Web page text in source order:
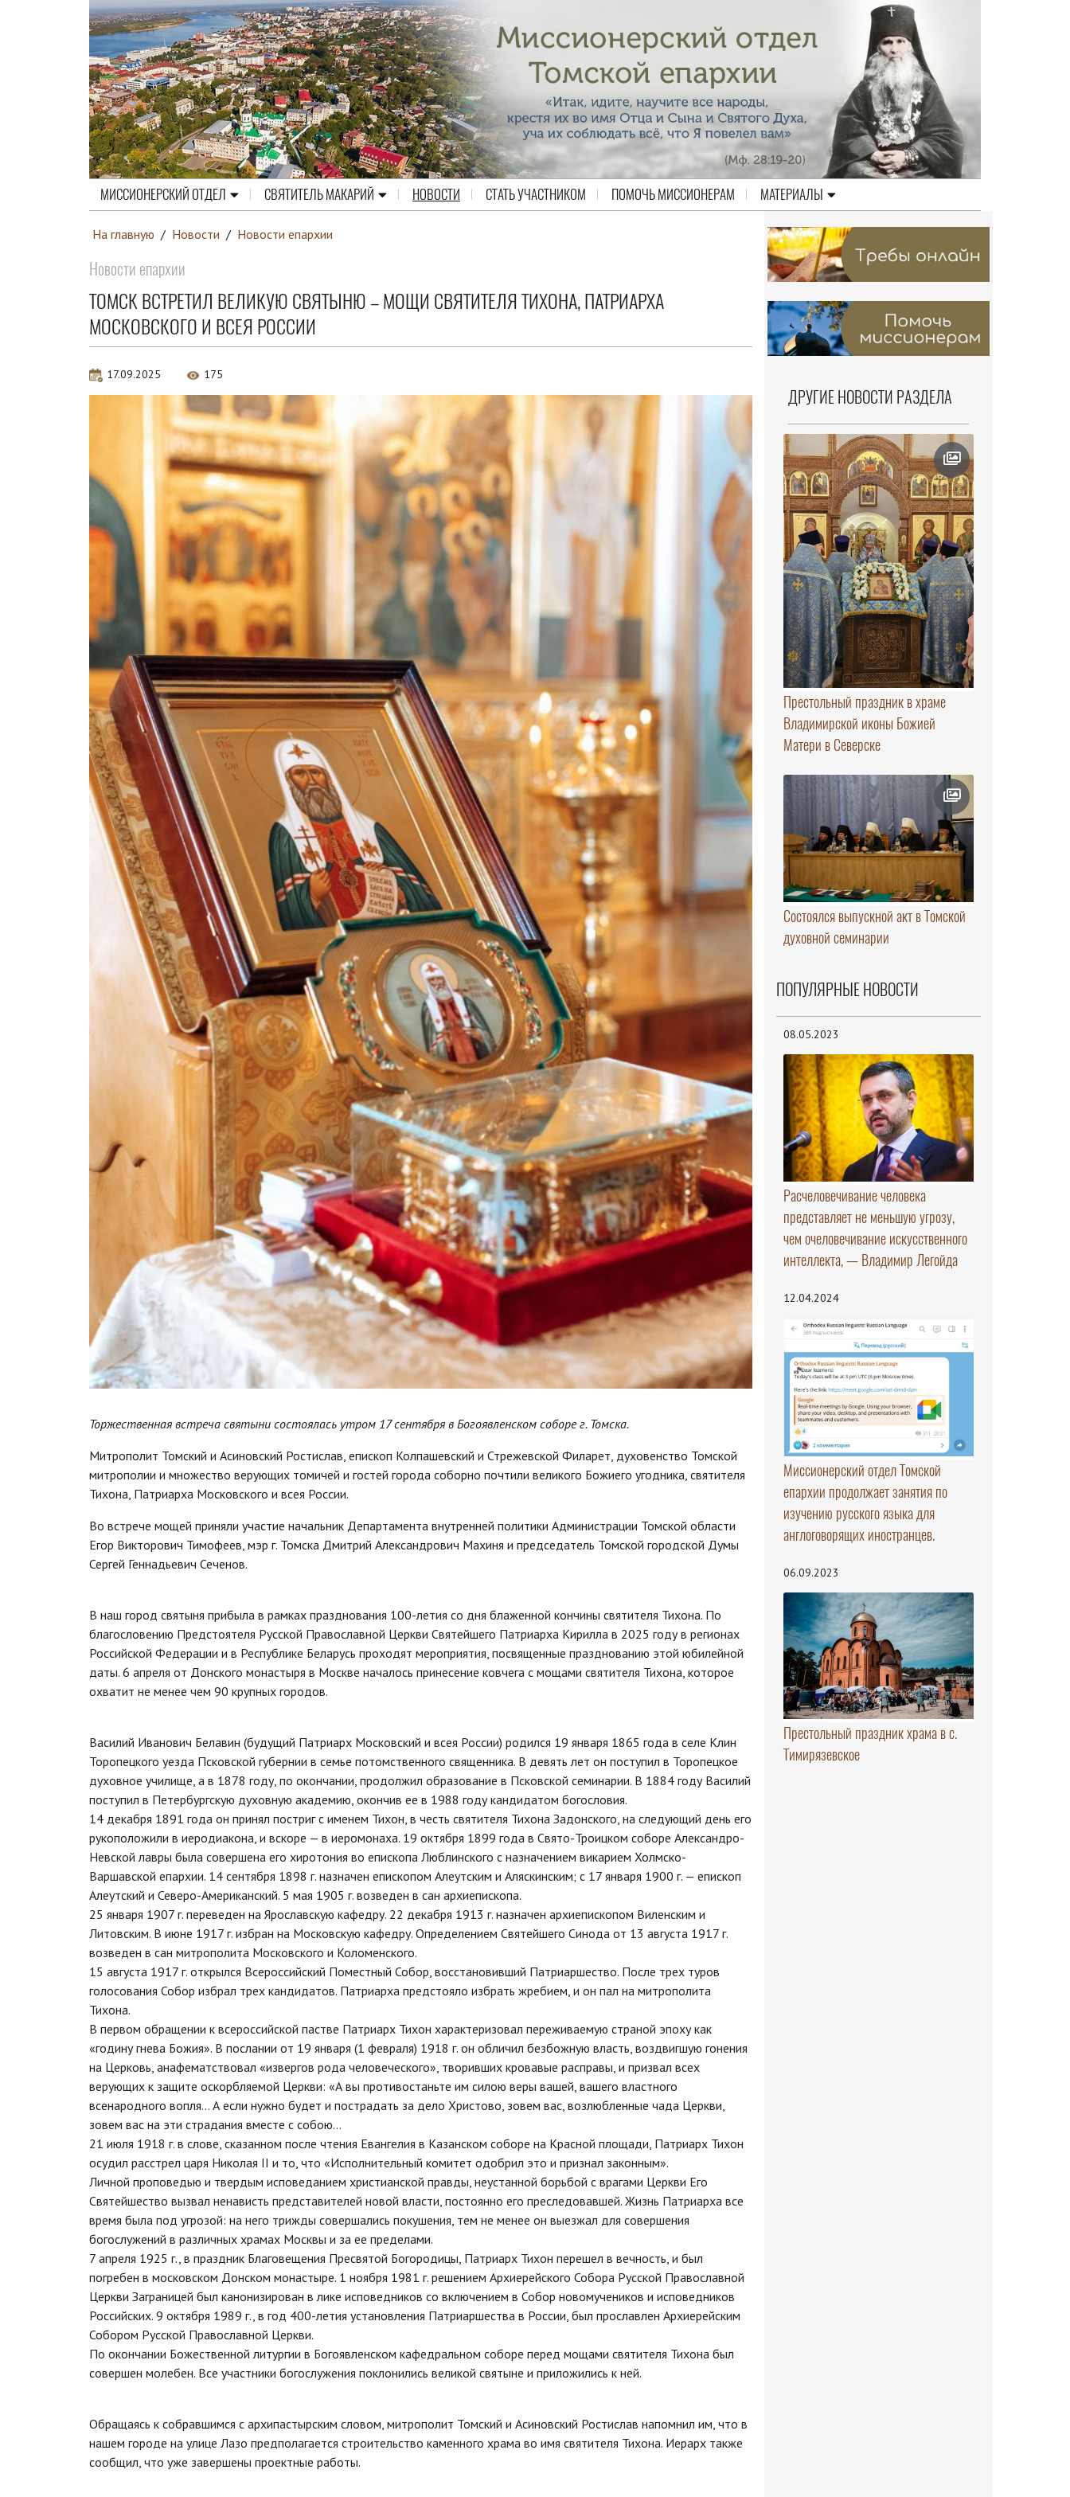
МИССИОНЕРСКИЙ ОТДЕЛ СВЯТИТЕЛЬ МАКАРИЙ НОВОСТИ СТАТЬ УЧАСТНИКОМ ПОМОЧЬ МИССИОНЕРАМ МАТЕРИАЛЫ
На главную / Новости / Новости епархии
Новости епархии
ТОМСК ВСТРЕТИЛ ВЕЛИКУЮ СВЯТЫНЮ – МОЩИ СВЯТИТЕЛЯ ТИХОНА, ПАТРИАРХА
МОСКОВСКОГО И ВСЕЯ РОССИИ
17.09.2025 175
Торжественная встреча святыни состоялась утром 17 сентября в Богоявленском соборе г. Томска.
Митрополит Томский и Асиновский Ростислав, епископ Колпашевский и Стрежевской Филарет, духовенство Томской
митрополии и множество верующих томичей и гостей города соборно почтили великого Божиего угодника, святителя
Тихона, Патриарха Московского и всея России.
Во встрече мощей приняли участие начальник Департамента внутренней политики Администрации Томской области
Егор Викторович Тимофеев, мэр г. Томска Дмитрий Александрович Махиня и председатель Томской городской Думы
Сергей Геннадьевич Сеченов.
В наш город святыня прибыла в рамках празднования 100-летия со дня блаженной кончины святителя Тихона. По
благословению Предстоятеля Русской Православной Церкви Святейшего Патриарха Кирилла в 2025 году в регионах
Российской Федерации и в Республике Беларусь проходят мероприятия, посвященные празднованию этой юбилейной
даты. 6 апреля от Донского монастыря в Москве началось принесение ковчега с мощами святителя Тихона, которое
охватит не менее чем 90 крупных городов.
Василий Иванович Белавин (будущий Патриарх Московский и всея России) родился 19 января 1865 года в селе Клин
Торопецкого уезда Псковской губернии в семье потомственного священника. В девять лет он поступил в Торопецкое
духовное училище, а в 1878 году, по окончании, продолжил образование в Псковской семинарии. В 1884 году Василий
поступил в Петербургскую духовную академию, окончив ее в 1988 году кандидатом богословия.
14 декабря 1891 года он принял постриг с именем Тихон, в честь святителя Тихона Задонского, на следующий день его
рукоположили в иеродиакона, и вскоре — в иеромонаха. 19 октября 1899 года в Свято-Троицком соборе Александро-
Невской лавры была совершена его хиротония во епископа Люблинского с назначением викарием Холмско-
Варшавской епархии. 14 сентября 1898 г. назначен епископом Алеутским и Аляскинским; с 17 января 1900 г. — епископ
Алеутский и Северо-Американский. 5 мая 1905 г. возведен в сан архиепископа.
25 января 1907 г. переведен на Ярославскую кафедру. 22 декабря 1913 г. назначен архиепископом Виленским и
Литовским. В июне 1917 г. избран на Московскую кафедру. Определением Святейшего Синода от 13 августа 1917 г.
возведен в сан митрополита Московского и Коломенского.
15 августа 1917 г. открылся Всероссийский Поместный Собор, восстановивший Патриаршество. После трех туров
голосования Собор избрал трех кандидатов. Патриарха предстояло избрать жребием, и он пал на митрополита
Тихона.
В первом обращении к всероссийской пастве Патриарх Тихон характеризовал переживаемую страной эпоху как
«годину гнева Божия». В послании от 19 января (1 февраля) 1918 г. он обличил безбожную власть, воздвигшую гонения
на Церковь, анафематствовал «извергов рода человеческого», творивших кровавые расправы, и призвал всех
верующих к защите оскорбляемой Церкви: «А вы противостаньте им силою веры вашей, вашего властного
всенародного вопля... А если нужно будет и пострадать за дело Христово, зовем вас, возлюбленные чада Церкви,
зовем вас на эти страдания вместе с собою…
21 июля 1918 г. в слове, сказанном после чтения Евангелия в Казанском соборе на Красной площади, Патриарх Тихон
осудил расстрел царя Николая II и то, что «Исполнительный комитет одобрил это и признал законным».
Личной проповедью и твердым исповеданием христианской правды, неустанной борьбой с врагами Церкви Его
Святейшество вызвал ненависть представителей новой власти, постоянно его преследовавшей. Жизнь Патриарха все
время была под угрозой: на него трижды совершались покушения, тем не менее он выезжал для совершения
богослужений в различных храмах Москвы и за ее пределами.
7 апреля 1925 г., в праздник Благовещения Пресвятой Богородицы, Патриарх Тихон перешел в вечность, и был
погребен в московском Донском монастыре. 1 ноября 1981 г. решением Архиерейского Собора Русской Православной
Церкви Заграницей был канонизирован в лике исповедников со включением в Собор новомучеников и исповедников
Российских. 9 октября 1989 г., в год 400-летия установления Патриаршества в Pocсии, был прославлен Архиерейским
Собором Русской Православной Церкви.
По окончании Божественной литургии в Богоявленском кафедральном соборе перед мощами святителя Тихона был
совершен молебен. Все участники богослужения поклонились великой святыне и приложились к ней.
Обращаясь к собравшимся с архипастырским словом, митрополит Томский и Асиновский Ростислав напомнил им, что в
нашем городе на улице Лазо предполагается строительство каменного храма во имя святителя Тихона. Иерарх также
сообщил, что уже завершены проектные работы.
ДРУГИЕ НОВОСТИ РАЗДЕЛА
Престольный праздник в храме
Владимирской иконы Божией
Матери в Северске
Состоялся выпускной акт в Томской
духовной семинарии
ПОПУЛЯРНЫЕ НОВОСТИ
08.05.2023
Расчеловечивание человека
представляет не меньшую угрозу,
чем очеловечивание искусственного
интеллекта, — Владимир Легойда
12.04.2024
Миссионерский отдел Томской
епархии продолжает занятия по
изучению русского языка для
англоговорящих иностранцев.
06.09.2023
Престольный праздник храма в с.
Тимирязевское